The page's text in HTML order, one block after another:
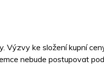
ke složení kupní
nebude postupovat